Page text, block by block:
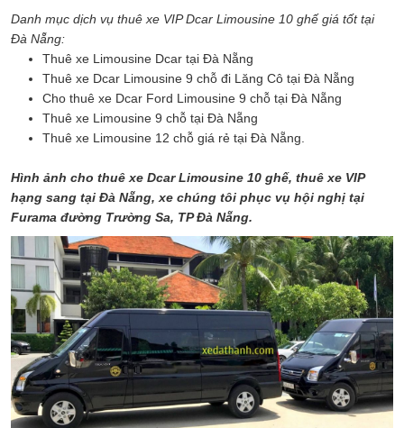
Danh mục dịch vụ thuê xe VIP Dcar Limousine 10 ghế giá tốt tại
Đà Nẵng:
Thuê xe Limousine Dcar tại Đà Nẵng
Thuê xe Dcar Limousine 9 chỗ đi Lăng Cô tại Đà Nẵng
Cho thuê xe Dcar Ford Limousine 9 chỗ tại Đà Nẵng
Thuê xe Limousine 9 chỗ tại Đà Nẵng
Thuê xe Limousine 12 chỗ giá rẻ tại Đà Nẵng.
Hình ảnh cho thuê xe Dcar Limousine 10 ghế, thuê xe VIP
hạng sang tại Đà Nẵng, xe chúng tôi phục vụ hội nghị tại
Furama đường Trường Sa, TP Đà Nẵng.